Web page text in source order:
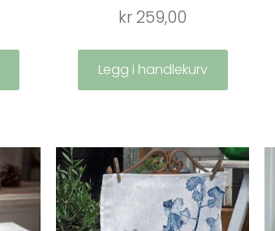
kr259,00
Legg i handlekurv